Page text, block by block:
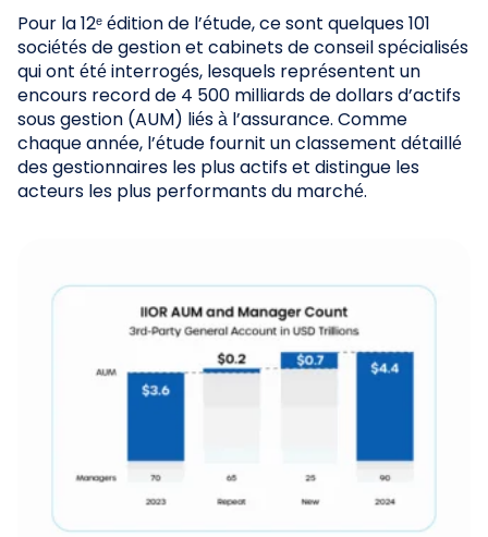
Pour la 12ᵉ édition de l’étude, ce sont quelques 101
sociétés de gestion et cabinets de conseil spécialisés
qui ont été interrogés, lesquels représentent un
encours record de 4 500 milliards de dollars d’actifs
sous gestion (AUM) liés à l’assurance. Comme
chaque année, l’étude fournit un classement détaillé
des gestionnaires les plus actifs et distingue les
acteurs les plus performants du marché.